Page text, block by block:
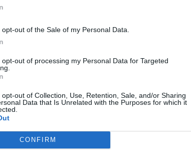
opt-out of the Sale of my Personal Data.
opt-out of processing my Personal Data for Targeted
opt-out of Collection, Use, Retention, Sale, and/or Sharing
Data that Is Unrelated with the Purposes for which it
CONFIRM
Beindult a kamatvágási hullám: rengeteg
pénz maradhat a hitelfelvevők zsebében